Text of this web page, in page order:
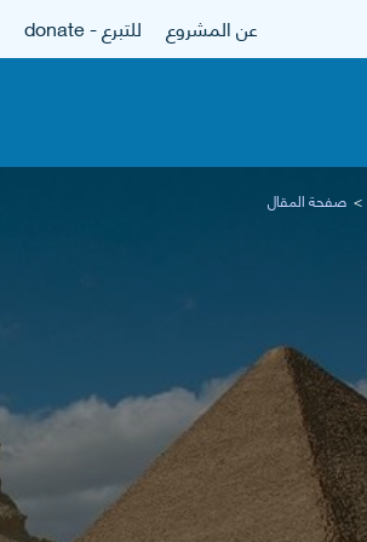
عن المشروع للتبرع - donate
صفحة المقال